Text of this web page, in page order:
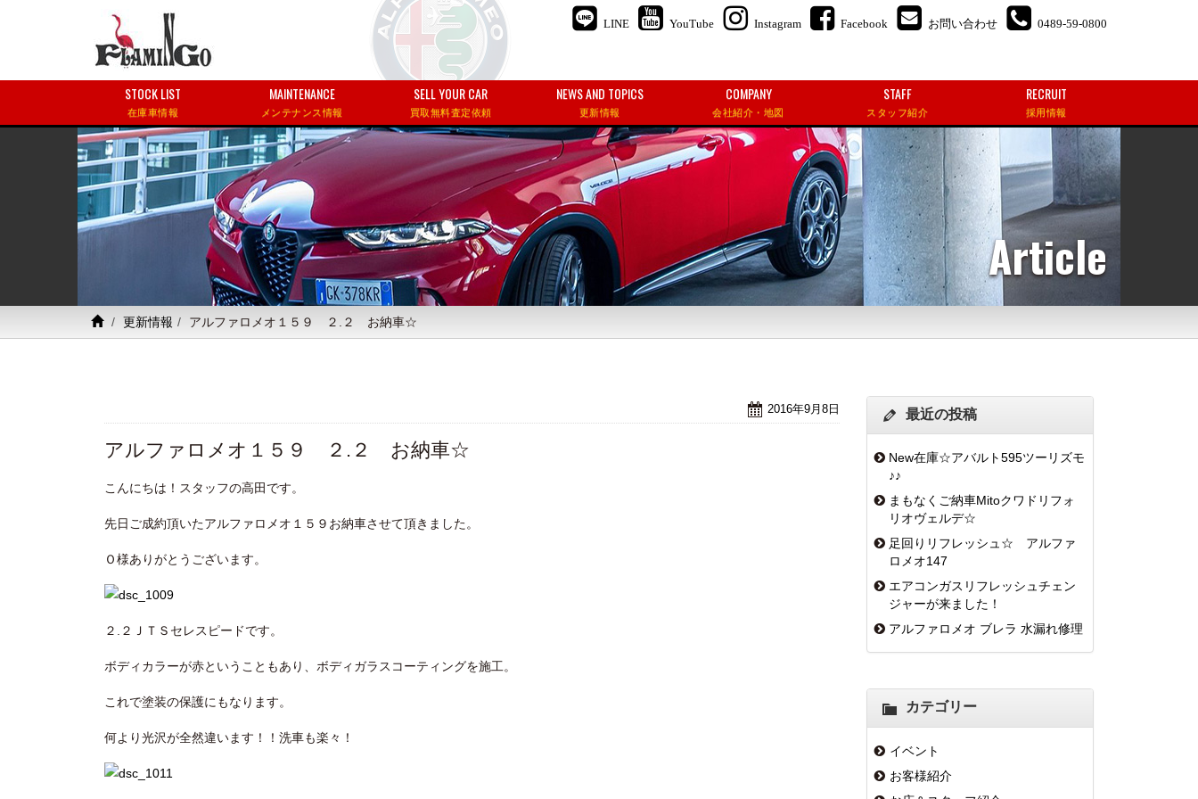
LINE YouTube Instagram Facebook お問い合わせ 0489-59-0800
STOCK LIST
在庫車情報
MAINTENANCE
メンテナンス情報
SELL YOUR CAR
買取無料査定依頼
NEWS AND TOPICS
更新情報
COMPANY
会社紹介・地図
STAFF
スタッフ紹介
RECRUIT
採用情報
Article
更新情報 アルファロメオ１５９ ２.２ お納車☆
2016年9月8日
アルファロメオ１５９ ２.２ お納車☆
こんにちは！スタッフの高田です。
先日ご成約頂いたアルファロメオ１５９お納車させて頂きました。
Ｏ様ありがとうございます。
２.２ＪＴＳセレスピードです。
ボディカラーが赤ということもあり、ボディガラスコーティングを施工。
これで塗装の保護にもなります。
何より光沢が全然違います！！洗車も楽々！
最近の投稿
New在庫☆アバルト595ツーリズモ
♪♪
まもなくご納車Mitoクワドリフォ
リオヴェルデ☆
足回りリフレッシュ☆ アルファ
ロメオ147
エアコンガスリフレッシュチェン
ジャーが来ました！
アルファロメオ ブレラ 水漏れ修理
カテゴリー
イベント
お客様紹介